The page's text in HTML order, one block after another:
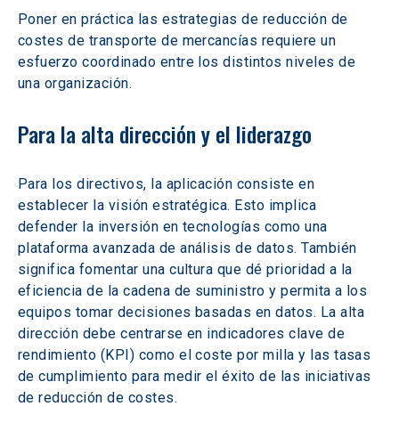
Poner en práctica las estrategias de reducción de
costes de transporte de mercancías requiere un
esfuerzo coordinado entre los distintos niveles de
una organización.
Para la alta dirección y el liderazgo
Para los directivos, la aplicación consiste en
establecer la visión estratégica. Esto implica
defender la inversión en tecnologías como una
plataforma avanzada de análisis de datos. También
significa fomentar una cultura que dé prioridad a la
eficiencia de la cadena de suministro y permita a los
equipos tomar decisiones basadas en datos. La alta
dirección debe centrarse en indicadores clave de
rendimiento (KPI) como el coste por milla y las tasas
de cumplimiento para medir el éxito de las iniciativas
de reducción de costes.